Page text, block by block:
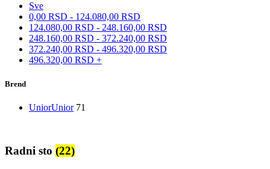
Sve
0,00 RSD - 124.080,00 RSD
124.080,00 RSD - 248.160,00 RSD
248.160,00 RSD - 372.240,00 RSD
372.240,00 RSD - 496.320,00 RSD
496.320,00 RSD +
Brend
UniorUnior 71
Radni sto (22)